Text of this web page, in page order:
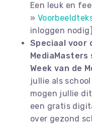
Een leuk en
»
inloggen nodig]
Speciaal voor
MediaMasters
Week van de
jullie als
mogen jullie
een gratis
over gezond